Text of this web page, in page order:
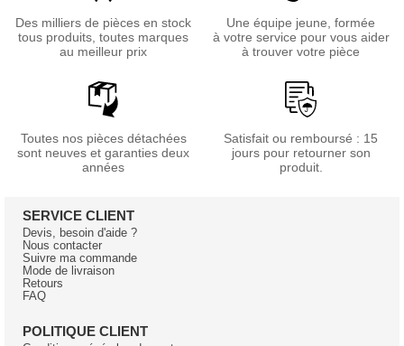
Des milliers de pièces en stock
tous produits, toutes marques
au meilleur prix
Une équipe jeune, formée
à votre service pour vous aider
à trouver votre pièce
Toutes nos pièces détachées
sont neuves et garanties deux
années
Satisfait ou remboursé : 15
jours pour retourner son
produit.
SERVICE CLIENT
Devis, besoin d'aide ?
Nous contacter
Suivre ma commande
Mode de livraison
Retours
FAQ
POLITIQUE CLIENT